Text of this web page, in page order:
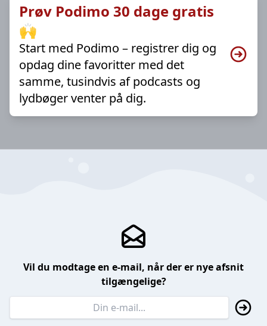
Prøv Podimo 30 dage gratis
🙌
Start med Podimo – registrer dig og
opdag dine favoritter med det
samme, tusindvis af podcasts og
lydbøger venter på dig.
Vil du modtage en e-mail, når der er nye afsnit
tilgængelige?